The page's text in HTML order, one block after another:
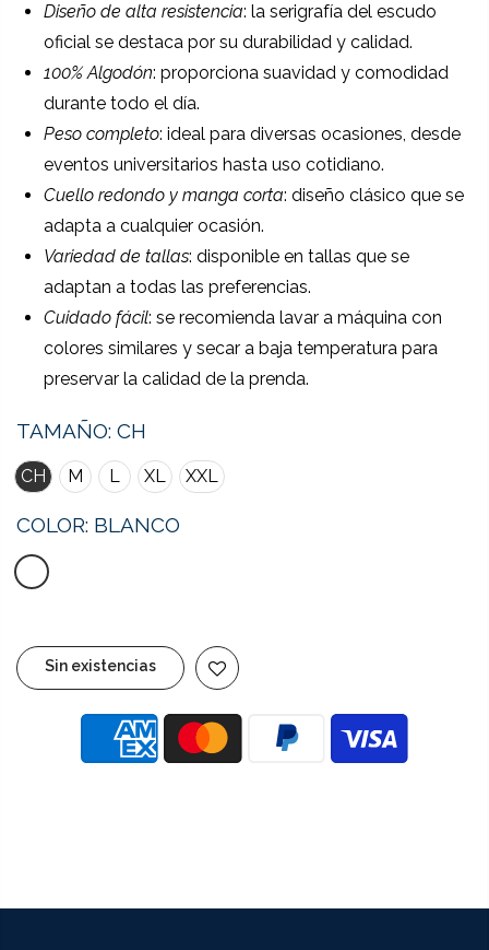
Diseño de alta resistencia: la serigrafía del escudo
oficial se destaca por su durabilidad y calidad.
100% Algodón: proporciona suavidad y comodidad
durante todo el día.
Peso completo: ideal para diversas ocasiones, desde
eventos universitarios hasta uso cotidiano.
Cuello redondo y manga corta: diseño clásico que se
adapta a cualquier ocasión.
Variedad de tallas: disponible en tallas que se
adaptan a todas las preferencias.
Cuidado fácil: se recomienda lavar a máquina con
colores similares y secar a baja temperatura para
preservar la calidad de la prenda.
TAMAÑO: CH
CH M L XL XXL
COLOR: BLANCO
Sin existencias